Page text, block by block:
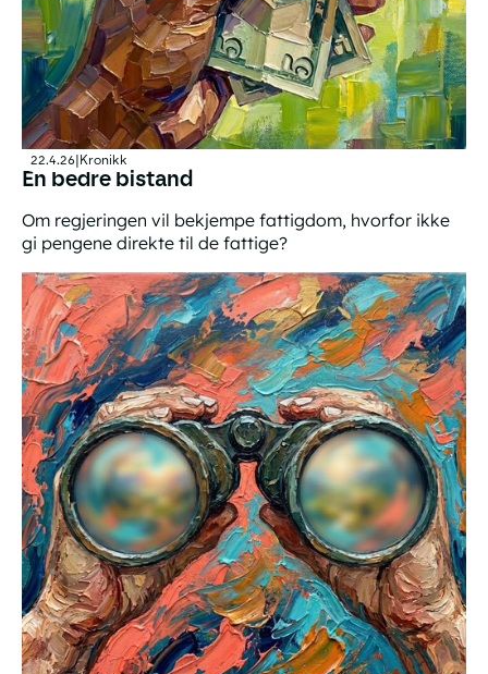
22.4.26 Kronikk
En bedre bistand
Om regjeringen vil bekjempe fattigdom, hvorfor ikke
gi pengene direkte til de fattige?